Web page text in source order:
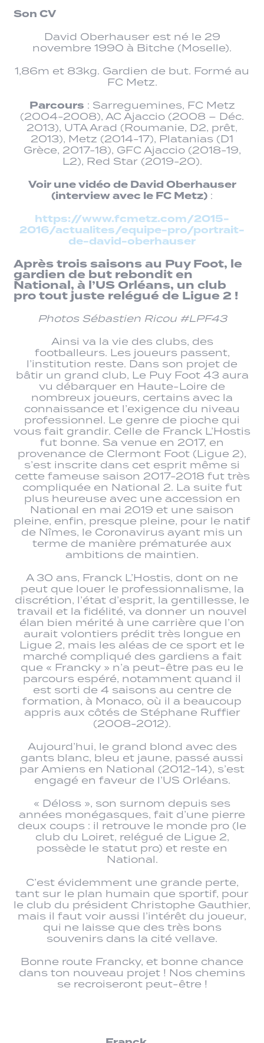
Son CV
David Oberhauser est né le 29
novembre 1990 à Bitche (Moselle).
1,86m et 83kg. Gardien de but. Formé au
FC Metz.
Parcours : Sarreguemines, FC Metz
(2004-2008), AC Ajaccio (2008 – Déc.
2013), UTA Arad (Roumanie, D2, prêt,
2013), Metz (2014-17), Platanias (D1
Grèce, 2017-18), GFC Ajaccio (2018-19,
L2), Red Star (2019-20).
Voir une vidéo de David Oberhauser
(interview avec le FC Metz) :
https://www.fcmetz.com/2015-
2016/actualites/equipe-pro/portrait-
de-david-oberhauser
Après trois saisons au Puy Foot, le
gardien de but rebondit en
National, à l’US Orléans, un club
pro tout juste relégué de Ligue 2 !
Photos Sébastien Ricou #LPF43
Ainsi va la vie des clubs, des
footballeurs. Les joueurs passent,
l’institution reste. Dans son projet de
bâtir un grand club, Le Puy Foot 43 aura
vu débarquer en Haute-Loire de
nombreux joueurs, certains avec la
connaissance et l’exigence du niveau
professionnel. Le genre de pioche qui
vous fait grandir. Celle de Franck L’Hostis
fut bonne. Sa venue en 2017, en
provenance de Clermont Foot (Ligue 2),
s’est inscrite dans cet esprit même si
cette fameuse saison 2017-2018 fut très
compliquée en National 2. La suite fut
plus heureuse avec une accession en
National en mai 2019 et une saison
pleine, enfin, presque pleine, pour le natif
de Nîmes, le Coronavirus ayant mis un
terme de manière prématurée aux
ambitions de maintien.
A 30 ans, Franck L’Hostis, dont on ne
peut que louer le professionnalisme, la
discrétion, l’état d’esprit, la gentillesse, le
travail et la fidélité, va donner un nouvel
élan bien mérité à une carrière que l’on
aurait volontiers prédit très longue en
Ligue 2, mais les aléas de ce sport et le
marché compliqué des gardiens a fait
que « Francky » n’a peut-être pas eu le
parcours espéré, notamment quand il
est sorti de 4 saisons au centre de
formation, à Monaco, où il a beaucoup
appris aux côtés de Stéphane Ruffier
(2008-2012).
Aujourd’hui, le grand blond avec des
gants blanc, bleu et jaune, passé aussi
par Amiens en National (2012-14), s’est
engagé en faveur de l’US Orléans.
« Déloss », son surnom depuis ses
années monégasques, fait d’une pierre
deux coups : il retrouve le monde pro (le
club du Loiret, relégué de Ligue 2,
possède le statut pro) et reste en
National.
C’est évidemment une grande perte,
tant sur le plan humain que sportif, pour
le club du président Christophe Gauthier,
mais il faut voir aussi l’intérêt du joueur,
qui ne laisse que des très bons
souvenirs dans la cité vellave.
Bonne route Francky, et bonne chance
dans ton nouveau projet ! Nos chemins
se recroiseront peut-être !